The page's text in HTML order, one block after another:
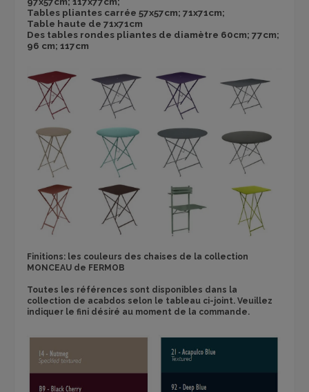
Tables pliantes carrée 57x57cm; 71x71cm;
Table haute de 71x71cm
Des tables rondes pliantes de diamètre 60cm; 77cm;
96 cm; 117cm
Finitions: les couleurs des chaises de la collection
MONCEAU de FERMOB
Toutes les références sont disponibles dans la
collection de acabdos selon le tableau ci-joint. Veuillez
indiquer le fini désiré au moment de la commande.